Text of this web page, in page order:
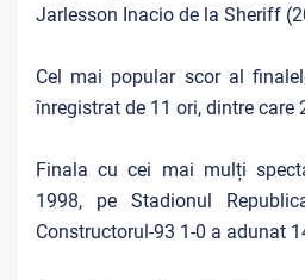
Jarlesson Inacio de la Sheriff
Cel mai popular scor al
înregistrat de 11 ori, dintre care
Finala cu cei mai mulți
1998, pe Stadionul
Constructorul-93 1-0 a adunat